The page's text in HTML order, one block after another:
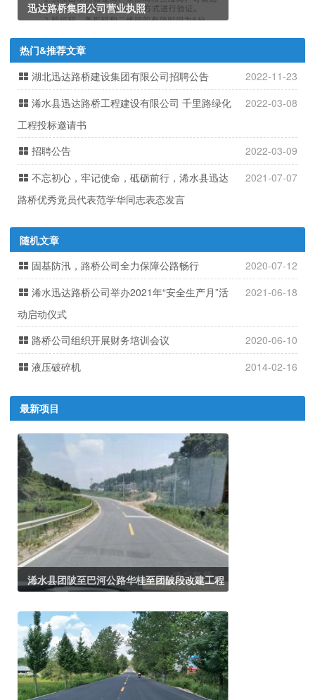
迅达路桥集团公司营业执照
热门&推荐文章
2022-11-23
湖北迅达路桥建设集团有限公司招聘公告
2022-03-08
浠水县迅达路桥工程建设有限公司 千里路绿化
工程投标邀请书
2022-03-09
招聘公告
2021-07-07
不忘初心，牢记使命，砥砺前行，浠水县迅达
路桥优秀党员代表范学华同志表态发言
随机文章
2020-07-12
固基防汛，路桥公司全力保障公路畅行
2021-06-18
浠水迅达路桥公司举办2021年“安全生产月”活
动启动仪式
2020-06-10
路桥公司组织开展财务培训会议
2014-02-16
液压破碎机
最新项目
浠水县团陂至巴河公路华桂至团陂段改建工程